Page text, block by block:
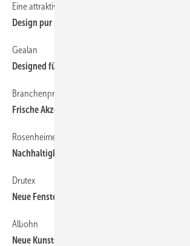
Eine attraktive Wahl für Architekten
Design pur mit neo view
Gealan
Designed für eine nachhaltige Zukunft
Branchenprimus Veka
Frische Akzente für neue Märkte
Rosenheimer Fenstertage 2024
Nachhaltigkeit trifft Innovation
Drutex
Neue Fenster-Generation Iglo Edge
Albohn
Neue Kunststofffenster-Fertigungslinie „K10“